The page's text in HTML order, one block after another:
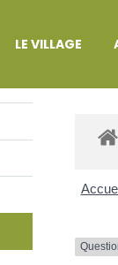
LE VILLAGE